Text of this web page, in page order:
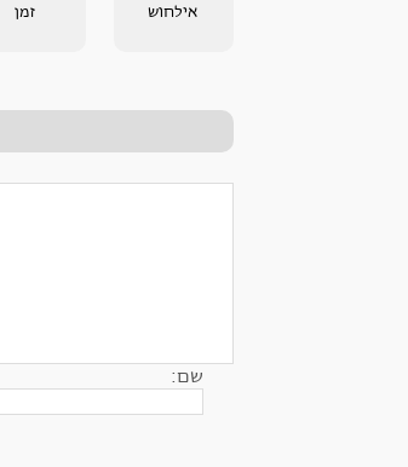
אילחוש זמן
שם: